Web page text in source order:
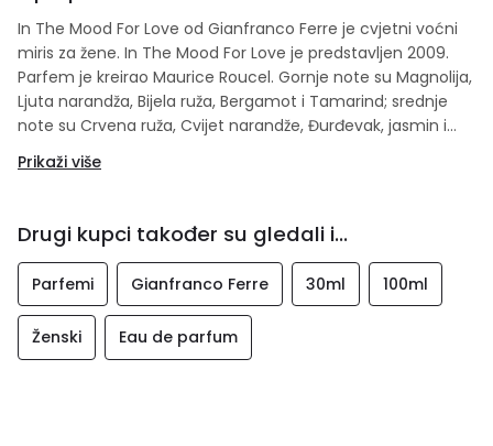
In The Mood For Love od Gianfranco Ferre je cvjetni voćni
miris za žene. In The Mood For Love je predstavljen 2009.
Parfem je kreirao Maurice Roucel. Gornje note su Magnolija,
Ljuta narandža, Bijela ruža, Bergamot i Tamarind; srednje
note su Crvena ruža, Cvijet narandže, Đurđevak, jasmin i
Sandalovo drvo.
Prikaži više
Drugi kupci također su gledali i...
Parfemi Gianfranco Ferre 30ml 100ml
Ženski Eau de parfum